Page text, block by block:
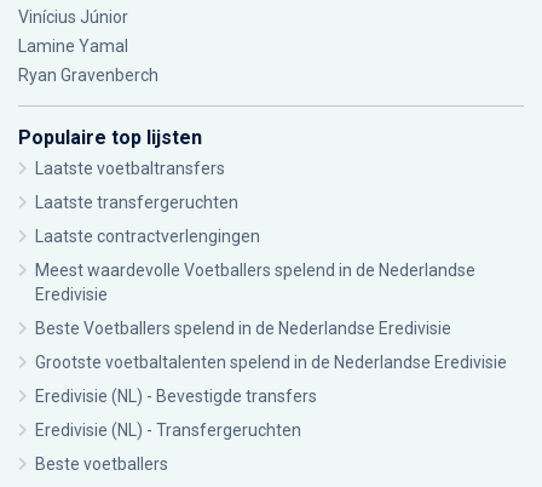
Vinícius Júnior
Lamine Yamal
Ryan Gravenberch
Populaire top lijsten
Laatste voetbaltransfers
Laatste transfergeruchten
Laatste contractverlengingen
Meest waardevolle Voetballers spelend in de Nederlandse
Eredivisie
Beste Voetballers spelend in de Nederlandse Eredivisie
Grootste voetbaltalenten spelend in de Nederlandse Eredivisie
Eredivisie (NL) - Bevestigde transfers
Eredivisie (NL) - Transfergeruchten
Beste voetballers